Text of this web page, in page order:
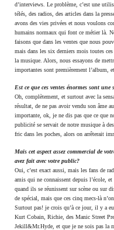
d’interviews. Le problème, c’est une
télés, des radios, des articles dans la
avons des vies privées et nous voulons
humains normaux qui font ce métier là.
faisons que dans les ventes que nous
mais dans les six derniers mois toutes
la musique. Alors, nous essayons de
importantes sont premièrement l’album,
Est ce que ces ventes énormes sont
Oh, complètement, et surtout avec la
résultat, de ne pas avoir vendu son âme
importante, ok, je ne dis pas que ce que
publicité se servait de notre musique à
fric dans les poches, alors on arrêterait
Mais cet aspect assez commercial de
avez fait avec votre public?
Oui, c’est exact aussi, mais les fans de
amis qui ne connaissent depuis l’école,
quand ils se réunissent sur scène ou sur
de spécial, mais que ces cinq mecs-là
Surtout pas! je crois qu’à ce jour, il y a
Kurt Cobain, Richie, des Manic Street
Jekill&Mr.Hyde, et que je ne sois pas la